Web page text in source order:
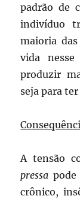
padrão de
indivíduo
maioria
vida
produzir
seja para
A tensão
pressa pode
crônico,